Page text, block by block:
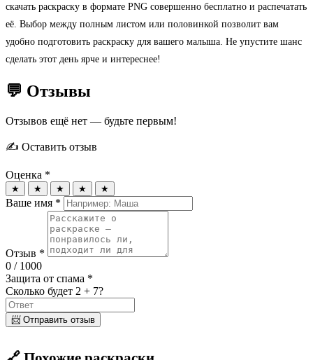
скачать раскраску в формате PNG совершенно бесплатно и распечатать
её. Выбор между полным листом или половинкой позволит вам
удобно подготовить раскраску для вашего малыша. Не упустите шанс
сделать этот день ярче и интереснее!
💬 Отзывы
Отзывов ещё нет — будьте первым!
✍️ Оставить отзыв
Оценка *
★ ★ ★ ★ ★
Ваше имя *
Отзыв *
0 / 1000
Защита от спама *
Сколько будет 2 + 7?
📨 Отправить отзыв